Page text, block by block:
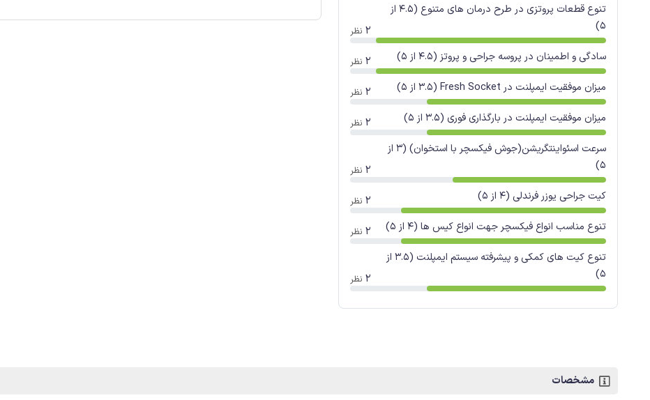
تنوع قطعات پروتزی در طرح درمان های متنوع (4.5 از
5)
2 نظر
سادگی و اطمینان در پروسه جراحی و پروتز (4.5 از 5) 2 نظر
میزان موفقیت ایمپلنت در Fresh Socket (3.5 از 5) 2 نظر
میزان موفقیت ایمپلنت در بارگذاری فوری (3.5 از 5) 2 نظر
سرعت اسئواینتگریشن(جوش فیکسچر با استخوان) (3 از
5)
2 نظر
کیت جراحی یوزر فرندلی (4 از 5) 2 نظر
تنوع مناسب انواع فیکسچر جهت انواع کیس ها (4 از 5) 2 نظر
تنوع کیت های کمکی و پیشرفته سیستم ایمپلنت (3.5 از
5)
2 نظر
مشخصات